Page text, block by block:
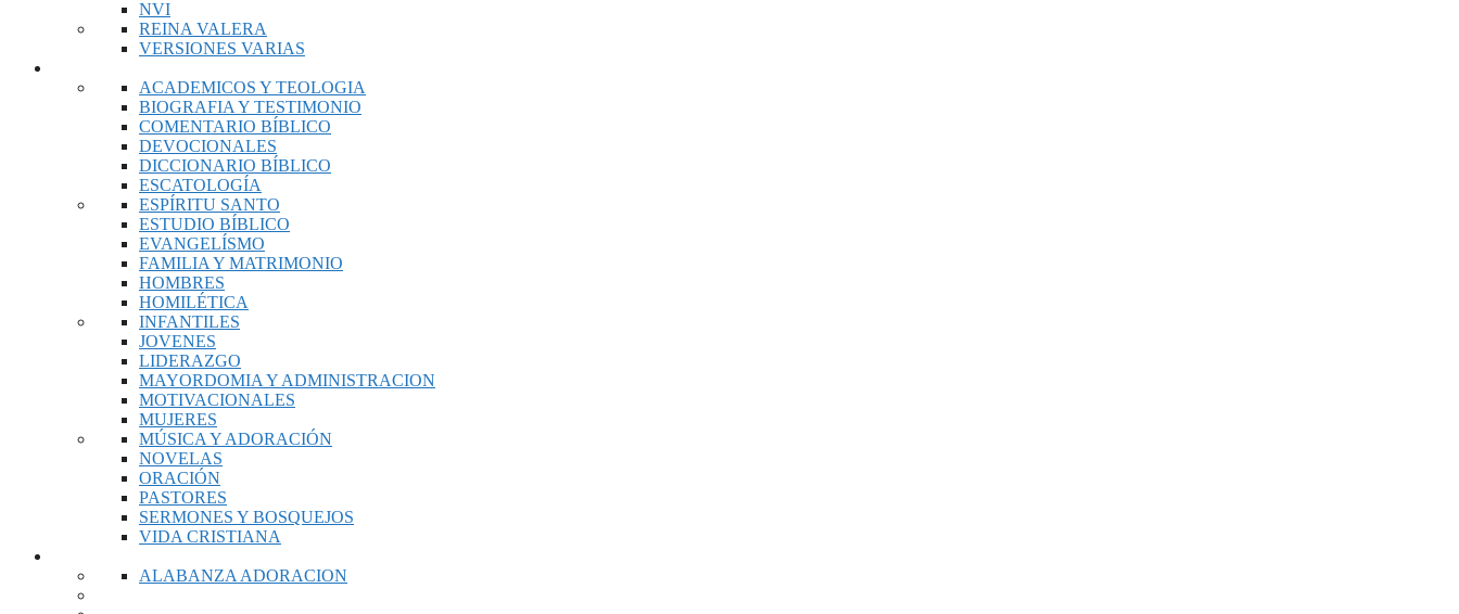
NVI
REINA VALERA
VERSIONES VARIAS
ACADEMICOS Y TEOLOGIA
BIOGRAFIA Y TESTIMONIO
COMENTARIO BÍBLICO
DEVOCIONALES
DICCIONARIO BÍBLICO
ESCATOLOGÍA
ESPÍRITU SANTO
ESTUDIO BÍBLICO
EVANGELÍSMO
FAMILIA Y MATRIMONIO
HOMBRES
HOMILÉTICA
INFANTILES
JOVENES
LIDERAZGO
MAYORDOMIA Y ADMINISTRACION
MOTIVACIONALES
MUJERES
MÚSICA Y ADORACIÓN
NOVELAS
ORACIÓN
PASTORES
SERMONES Y BOSQUEJOS
VIDA CRISTIANA
ALABANZA ADORACION